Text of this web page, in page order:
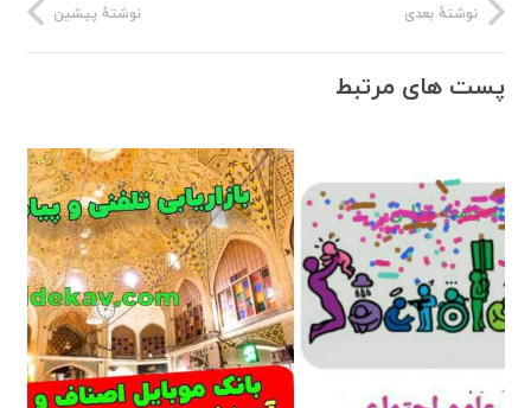
نوشتهٔ پیشین نوشتهٔ بعدی
پست های مرتبط